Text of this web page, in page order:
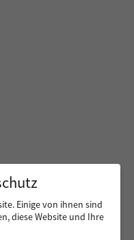
Einige von ihnen sind
diese Website und Ihre